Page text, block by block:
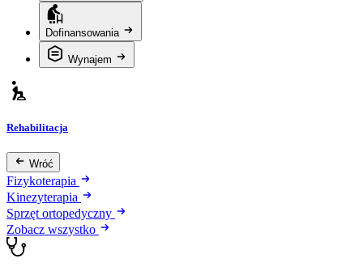
Dofinansowania
Wynajem
Rehabilitacja
Wróć
Fizykoterapia
Kinezyterapia
Sprzęt ortopedyczny
Zobacz wszystko